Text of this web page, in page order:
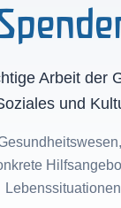
Arbeit der
und